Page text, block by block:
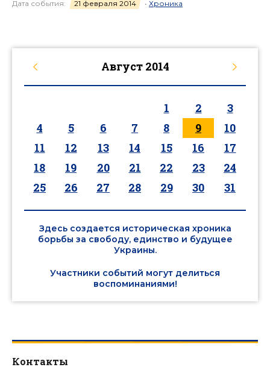
Дата события: 21 февраля 2014 • Хроника
Август 2014
1 2
3
4
5 6 7 8 9
10
11
12 13 14 15 16
17
18
19 20 21 22 23
24
25
26 27 28 29 30 31
Здесь создается историческая хроника
борьбы за свободу, единство и будущее
Украины.
Участники событий могут делиться
воспоминаниями!
Контакты